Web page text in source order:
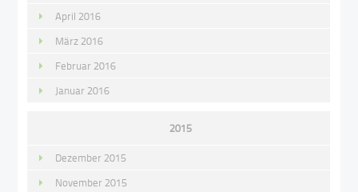
April 2016
März 2016
Februar 2016
Januar 2016
2015
Dezember 2015
November 2015